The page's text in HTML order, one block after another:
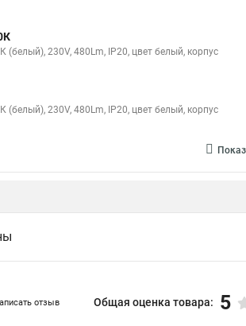
230V, 480Lm, IP20, цвет белый, корпус
230V, 480Lm, IP20, цвет белый, корпус
отзыв Общая оценка товара: 5